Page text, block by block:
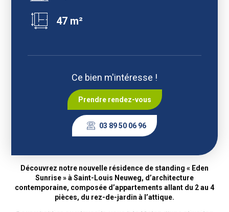
47 m²
Ce bien m'intéresse !
Prendre rendez-vous
03 89 50 06 96
Découvrez notre nouvelle résidence de standing « Eden
Sunrise »à Saint-Louis Neuweg, d’architecture
contemporaine, composée d’appartements allant du 2 au 4
pièces, du rez-de-jardin à l’attique.